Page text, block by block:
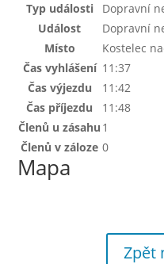
Typ události
Dopravní
Událost
Dopravní
Místo
Kostelec
Čas vyhlášení 11:37
Čas výjezdu
11:42
Čas příjezdu
11:48
Členů u zásahu 1
Členů v záloze 0
Mapa
Zpět